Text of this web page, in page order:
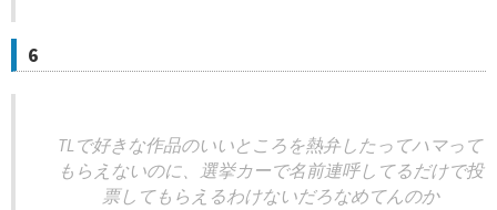
6
TLで好きな作品のいいところを熱弁したってハマって
もらえないのに、選挙カーで名前連呼してるだけで投
票してもらえるわけないだろなめてんのか